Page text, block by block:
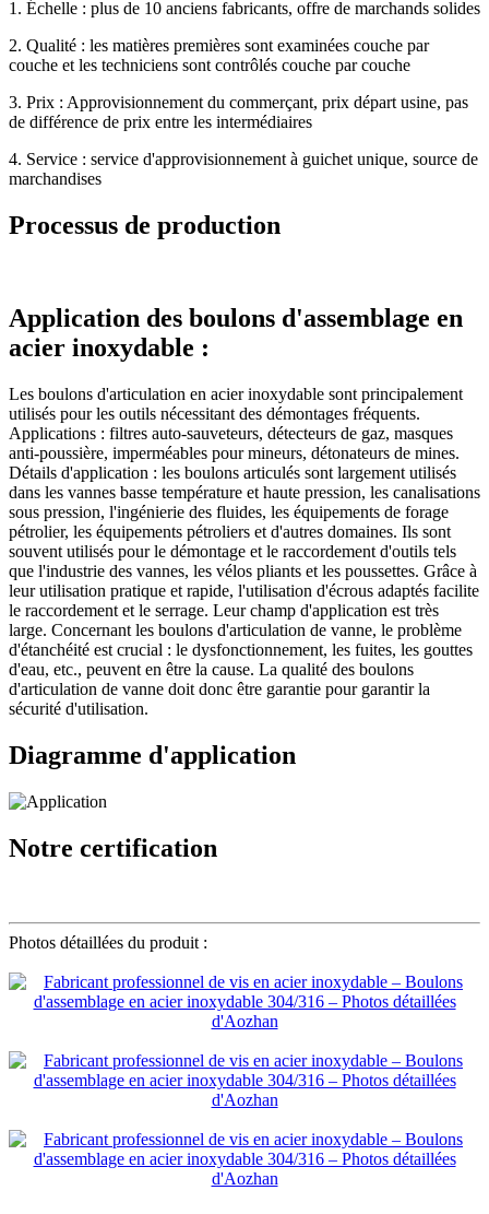
1. Échelle : plus de 10 anciens fabricants, offre de marchands solides
2. Qualité : les matières premières sont examinées couche par
couche et les techniciens sont contrôlés couche par couche
3. Prix : Approvisionnement du commerçant, prix départ usine, pas
de différence de prix entre les intermédiaires
4. Service : service d'approvisionnement à guichet unique, source de
marchandises
Processus de production
Application des boulons d'assemblage en
acier inoxydable :
Les boulons d'articulation en acier inoxydable sont principalement
utilisés pour les outils nécessitant des démontages fréquents.
Applications : filtres auto-sauveteurs, détecteurs de gaz, masques
anti-poussière, imperméables pour mineurs, détonateurs de mines.
Détails d'application : les boulons articulés sont largement utilisés
dans les vannes basse température et haute pression, les canalisations
sous pression, l'ingénierie des fluides, les équipements de forage
pétrolier, les équipements pétroliers et d'autres domaines. Ils sont
souvent utilisés pour le démontage et le raccordement d'outils tels
que l'industrie des vannes, les vélos pliants et les poussettes. Grâce à
leur utilisation pratique et rapide, l'utilisation d'écrous adaptés facilite
le raccordement et le serrage. Leur champ d'application est très
large. Concernant les boulons d'articulation de vanne, le problème
d'étanchéité est crucial : le dysfonctionnement, les fuites, les gouttes
d'eau, etc., peuvent en être la cause. La qualité des boulons
d'articulation de vanne doit donc être garantie pour garantir la
sécurité d'utilisation.
Diagramme d'application
Notre certification
Photos détaillées du produit :